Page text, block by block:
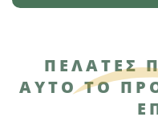
ΠΕΛΆΤΕΣ
ΑΥΤΌ ΤΟ